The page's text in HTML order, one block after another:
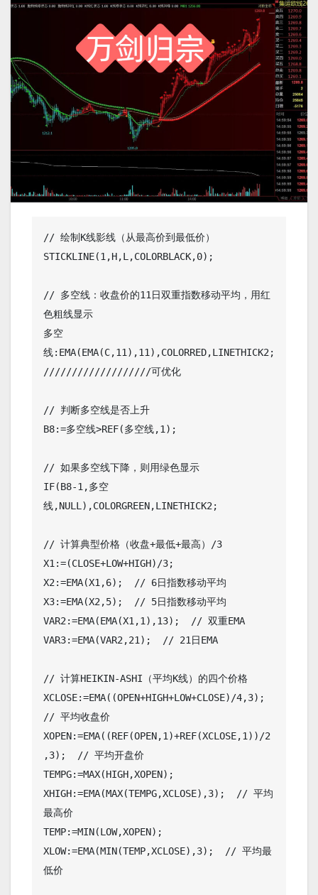
// 绘制K线影线（从最高价到最低价）
STICKLINE(1,H,L,COLORBLACK,0);
// 多空线：收盘价的11日双重指数移动平均，用红
色粗线显示
多空
线:EMA(EMA(C,11),11),COLORRED,LINETHICK2;
///////////////////可优化
// 判断多空线是否上升
B8:=多空线>REF(多空线,1);
// 如果多空线下降，则用绿色显示
IF(B8-1,多空
线,NULL),COLORGREEN,LINETHICK2;
// 计算典型价格（收盘+最低+最高）/3
X1:=(CLOSE+LOW+HIGH)/3;
X2:=EMA(X1,6);  // 6日指数移动平均
X3:=EMA(X2,5);  // 5日指数移动平均
VAR2:=EMA(EMA(X1,1),13);  // 双重EMA
VAR3:=EMA(VAR2,21);  // 21日EMA
// 计算HEIKIN-ASHI（平均K线）的四个价格
XCLOSE:=EMA((OPEN+HIGH+LOW+CLOSE)/4,3);
// 平均收盘价
XOPEN:=EMA((REF(OPEN,1)+REF(XCLOSE,1))/2
,3);  // 平均开盘价
TEMPG:=MAX(HIGH,XOPEN);
XHIGH:=EMA(MAX(TEMPG,XCLOSE),3);  // 平均
最高价
TEMP:=MIN(LOW,XOPEN);
XLOW:=EMA(MIN(TEMP,XCLOSE),3);  // 平均最
低价